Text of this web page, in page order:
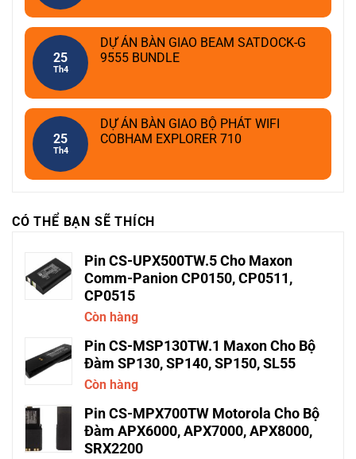
25
Th4
DỰ ÁN BÀN GIAO BEAM SATDOCK-G
9555 BUNDLE
25
Th4
DỰ ÁN BÀN GIAO BỘ PHÁT WIFI
COBHAM EXPLORER 710
CÓ THỂ BẠN SẼ THÍCH
Pin CS-UPX500TW.5 Cho Maxon
Comm-Panion CP0150, CP0511,
CP0515
Còn hàng
Pin CS-MSP130TW.1 Maxon Cho Bộ
Đàm SP130, SP140, SP150, SL55
Còn hàng
Pin CS-MPX700TW Motorola Cho Bộ
Đàm APX6000, APX7000, APX8000,
SRX2200